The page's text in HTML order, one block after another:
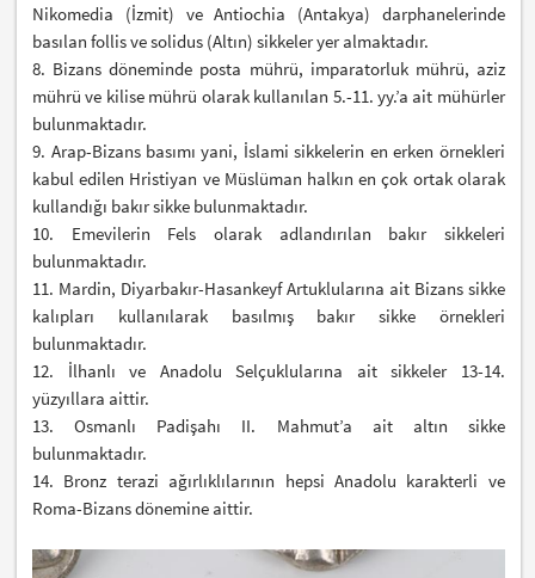
Nikomedia (İzmit) ve Antiochia (Antakya) darphanelerinde
basılan follis ve solidus (Altın) sikkeler yer almaktadır.
8. Bizans döneminde posta mührü, imparatorluk mührü, aziz
mührü ve kilise mührü olarak kullanılan 5.-11. yy.’a ait mühürler
bulunmaktadır.
9. Arap-Bizans basımı yani, İslami sikkelerin en erken örnekleri
kabul edilen Hristiyan ve Müslüman halkın en çok ortak olarak
kullandığı bakır sikke bulunmaktadır.
10. Emevilerin Fels olarak adlandırılan bakır sikkeleri
bulunmaktadır.
11. Mardin, Diyarbakır-Hasankeyf Artuklularına ait Bizans sikke
kalıpları kullanılarak basılmış bakır sikke örnekleri
bulunmaktadır.
12. İlhanlı ve Anadolu Selçuklularına ait sikkeler 13-14.
yüzyıllara aittir.
13. Osmanlı Padişahı II. Mahmut’a ait altın sikke
bulunmaktadır.
14. Bronz terazi ağırlıklılarının hepsi Anadolu karakterli ve
Roma-Bizans dönemine aittir.